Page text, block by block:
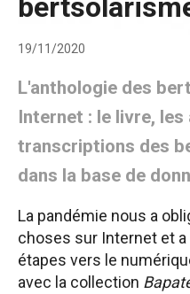
19/11/2020
L'anthologie des
Internet : le livre,
transcriptions des
dans la base de
La pandémie nous a
choses sur Internet et
étapes vers le
avec la collection